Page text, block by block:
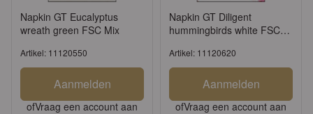
Napkin GT Eucalyptus
wreath green FSC Mix
Artikel: 11120550
Aanmelden
ofVraag een account aan
Napkin GT Diligent
hummingbirds white FSC
Artikel: 11120620
Aanmelden
ofVraag een account aan